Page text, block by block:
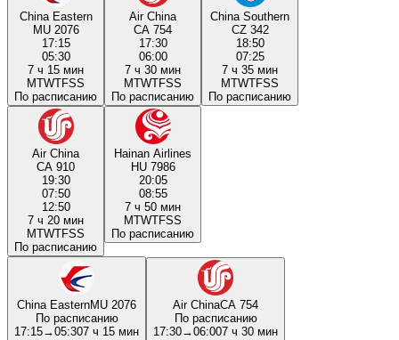
China Eastern
MU 2076
17:15
05:30
7 ч 15 мин
MTWTFSS
По расписанию
Air China
CA 754
17:30
06:00
7 ч 30 мин
MTWTFSS
По расписанию
China Southern
CZ 342
18:50
07:25
7 ч 35 мин
MTWTFSS
По расписанию
Air China
CA 910
19:30
07:50
12:50
7 ч 20 мин
MTWTFSS
По расписанию
Hainan Airlines
HU 7986
20:05
08:55
7 ч 50 мин
MTWTFSS
По расписанию
China EasternMU 2076
По расписанию
17:15→05:307 ч 15 мин
Air ChinaCA 754
По расписанию
17:30→06:007 ч 30 мин